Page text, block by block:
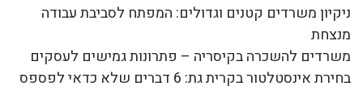
ניקיון משרדים קטנים וגדולים: המפתח לסביבת עבודה
מנצחת
משרדים להשכרה בקיסריה – פתרונות גמישים לעסקים
בחירת אינסטלטור בקרית גת: 6 דברים שלא כדאי לפספס